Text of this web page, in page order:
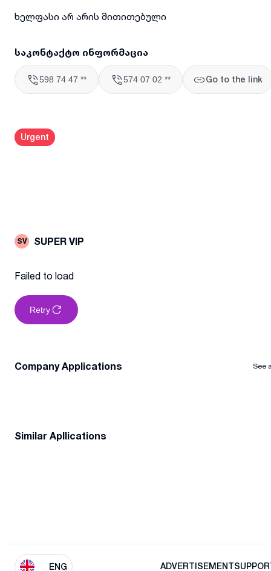
ხელფასი არ არის მითითებული
საკონტაქტო ინფორმაცია
598 74 47 ** 574 07 02 ** Go to the link
Urgent
SV SUPER VIP
Failed to load
Retry
Company Applications See
Similar Apllications
ENG ADVERTISEMENT